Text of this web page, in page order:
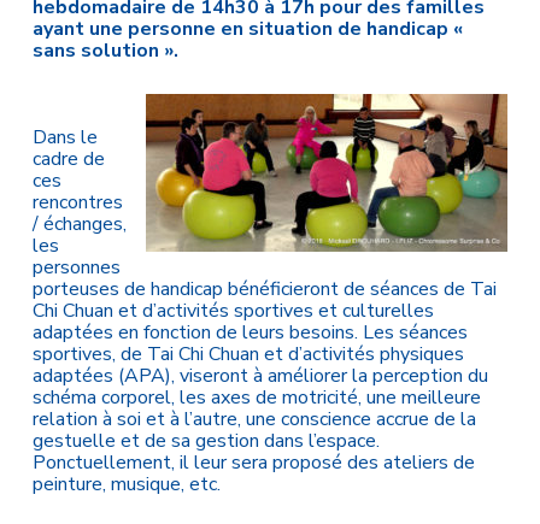
hebdomadaire de 14h30 à 17h pour des familles
ayant une personne en situation de handicap «
sans solution ».
Dans le
cadre de
ces
rencontres
/ échanges,
les
personnes
porteuses de handicap bénéficieront de séances de Tai
Chi Chuan et d’activités sportives et culturelles
adaptées en fonction de leurs besoins. Les séances
sportives, de Tai Chi Chuan et d’activités physiques
adaptées (APA), viseront à améliorer la perception du
schéma corporel, les axes de motricité, une meilleure
relation à soi et à l’autre, une conscience accrue de la
gestuelle et de sa gestion dans l’espace.
Ponctuellement, il leur sera proposé des ateliers de
peinture, musique, etc.